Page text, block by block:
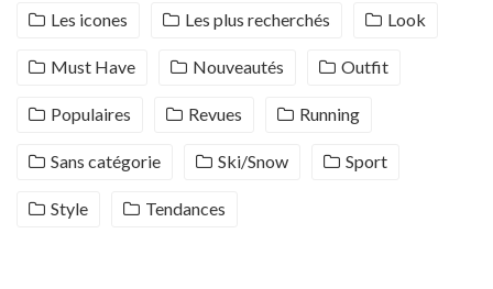
Les icones Les plus recherchés Look
Must Have Nouveautés Outfit
Populaires Revues Running
Sans catégorie Ski/Snow Sport
Style Tendances